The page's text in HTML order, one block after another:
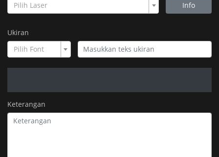
Pilih Laser
Info
Ukiran
Pilih Font
Keterangan